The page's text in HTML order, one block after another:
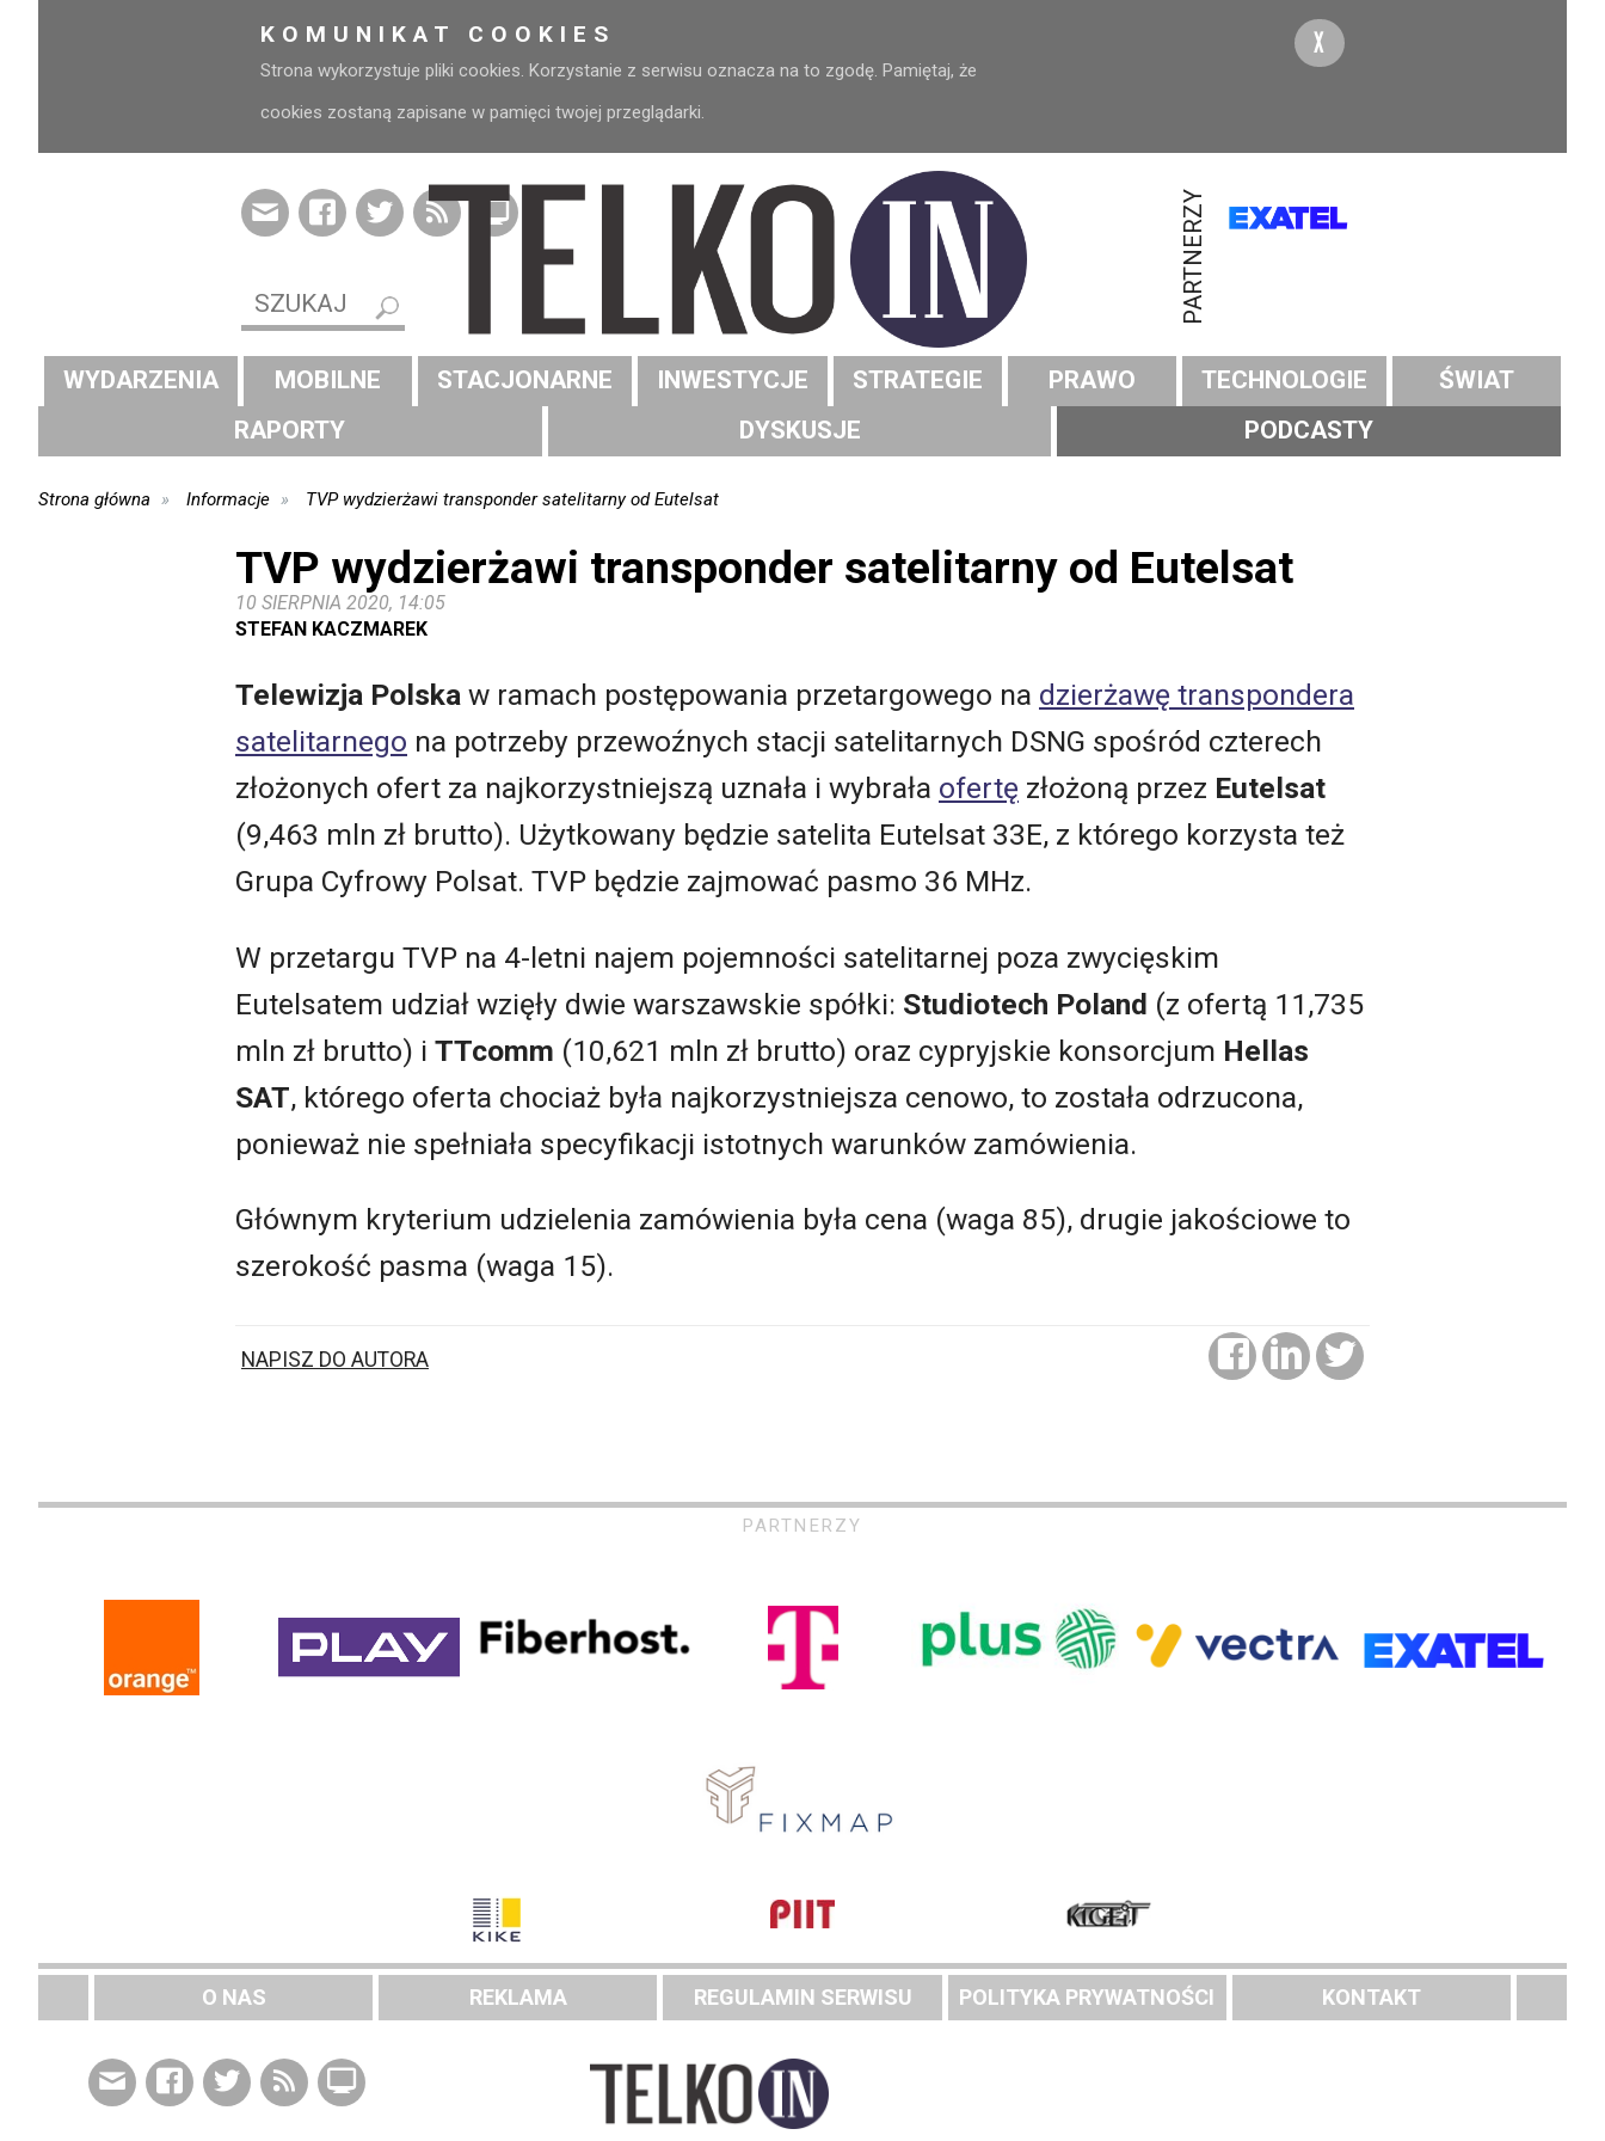
KOMUNIKAT COOKIES
Strona wykorzystuje pliki cookies. Korzystanie z serwisu oznacza na to zgodę. Pamiętaj, że
cookies zostaną zapisane w pamięci twojej przeglądarki.
X
PARTNERZY
WYDARZENIA MOBILNE STACJONARNE INWESTYCJE STRATEGIE PRAWO TECHNOLOGIE
ŚWIAT
RAPORTY
DYSKUSJE PODCASTY
Strona główna Informacje TVP wydzierżawi transponder satelitarny od Eutelsat
TVP wydzierżawi transponder satelitarny od Eutelsat
10 SIERPNIA 2020, 14:05
STEFAN KACZMAREK
Telewizja Polska w ramach postępowania przetargowego na dzierżawę transpondera
satelitarnego na potrzeby przewoźnych stacji satelitarnych DSNG spośród czterech
złożonych ofert za najkorzystniejszą uznała i wybrała ofertę złożoną przez Eutelsat
(9,463 mln zł brutto). Użytkowany będzie satelita Eutelsat 33E, z którego korzysta też
Grupa Cyfrowy Polsat. TVP będzie zajmować pasmo 36 MHz.
W przetargu TVP na 4-letni najem pojemności satelitarnej poza zwycięskim
Eutelsatem udział wzięły dwie warszawskie spółki: Studiotech Poland (z ofertą 11,735
mln zł brutto) i TTcomm (10,621 mln zł brutto) oraz cypryjskie konsorcjum Hellas
SAT, którego oferta chociaż była najkorzystniejsza cenowo, to została odrzucona,
ponieważ nie spełniała specyfikacji istotnych warunków zamówienia.
Głównym kryterium udzielenia zamówienia była cena (waga 85), drugie jakościowe to
szerokość pasma (waga 15).
NAPISZ DO AUTORA
PARTNERZY
O NAS REKLAMA REGULAMIN SERWISU POLITYKA PRYWATNOŚCI KONTAKT